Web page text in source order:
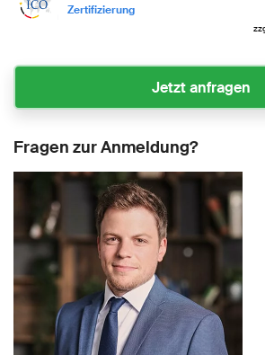
Zertifizierung
Fragen zur Anmeldung?